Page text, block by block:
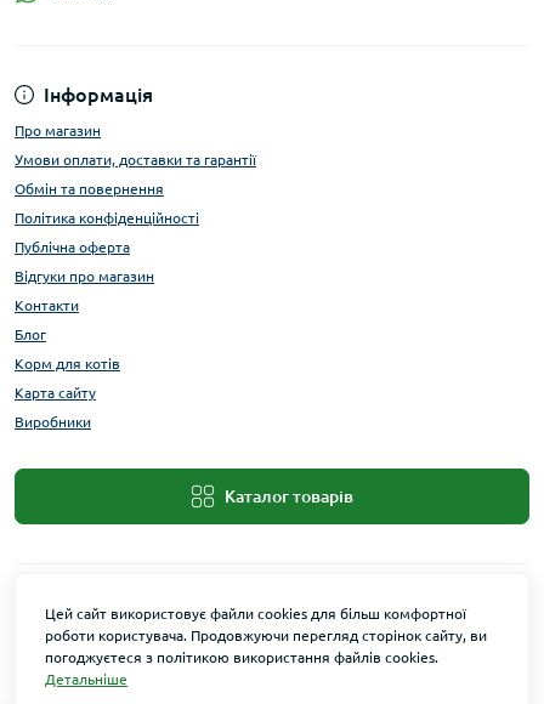
Інформація
Про магазин
Умови оплати, доставки та гарантії
Обмін та повернення
Політика конфіденційності
Публічна оферта
Відгуки про магазин
Контакти
Блог
Корм для котів
Карта сайту
Виробники
Каталог товарів
Цей сайт використовує файли cookies для більш комфортної
роботи користувача. Продовжуючи перегляд сторінок сайту, ви
погоджуєтеся з політикою використання файлів cookies.
Детальніше